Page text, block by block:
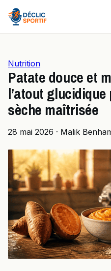
Nutrition
Patate douce et
l’atout
sèche maîtrisée
28 mai 2026 · Malik